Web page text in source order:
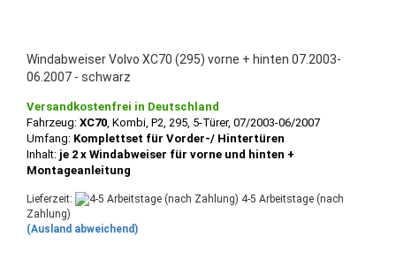
Windabweiser Volvo XC70 (295) vorne + hinten 07.2003-
06.2007 - schwarz
Versandkostenfrei in Deutschland
Fahrzeug: XC70, Kombi, P2, 295, 5-Türer, 07/2003-06/2007
Umfang: Komplettset für Vorder-/ Hintertüren
Inhalt: je 2 x Windabweiser für vorne und hinten +
Montageanleitung
Lieferzeit:
4-5 Arbeitstage (nach
Zahlung)
(Ausland abweichend)